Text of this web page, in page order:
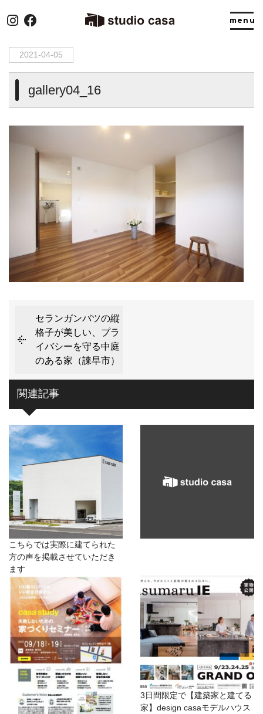
HOME gallery04_16
2021-04-05
gallery04_16
セランガンバツの縦
格子が美しい、プラ
イバシーを守る中庭
のある家（諫早市）
関連記事
こちらでは実際に建てられた
方の声を掲載させていただき
ます
3日間限定で【建築家と建てる
家】design casaモデルハウス